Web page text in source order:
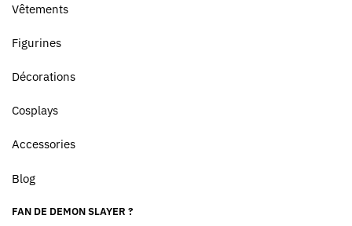
Vêtements
Figurines
Décorations
Cosplays
Accessories
Blog
FAN DE DEMON SLAYER ?